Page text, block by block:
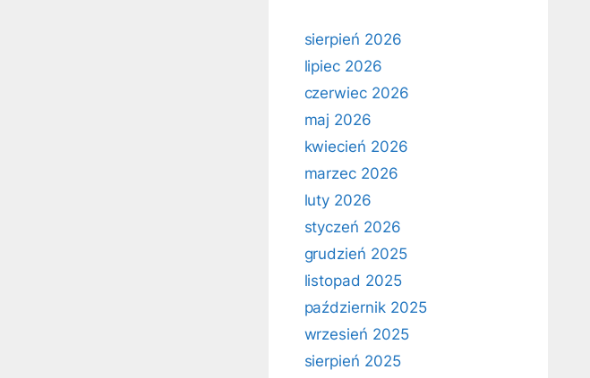
sierpień 2026
lipiec 2026
czerwiec 2026
maj 2026
kwiecień 2026
marzec 2026
luty 2026
styczeń 2026
grudzień 2025
listopad 2025
październik 2025
wrzesień 2025
sierpień 2025